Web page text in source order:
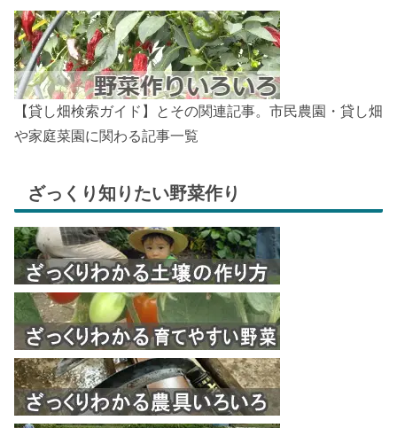
【貸し畑検索ガイド】とその関連記事。市民農園・貸し畑
や家庭菜園に関わる記事一覧
ざっくり知りたい野菜作り